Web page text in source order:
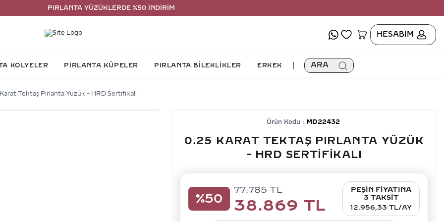
PIRLANTA YÜZÜKLERDE %50 İNDİRİM
HESABIM
KOLYELER PIRLANTA KÜPELER PIRLANTA BİLEKLİKLER ERKEK ARA
Tektaş Pırlanta Yüzük - HRD Sertifikalı
Ürün Kodu : MD22432
0.25 KARAT TEKTAŞ PIRLANTA YÜZÜK
- HRD SERTIFIKALI
%50
77.785TL
38.869 TL
PEŞİN FİYATINA
3 TAKSİT
12.956,33 TL/AY